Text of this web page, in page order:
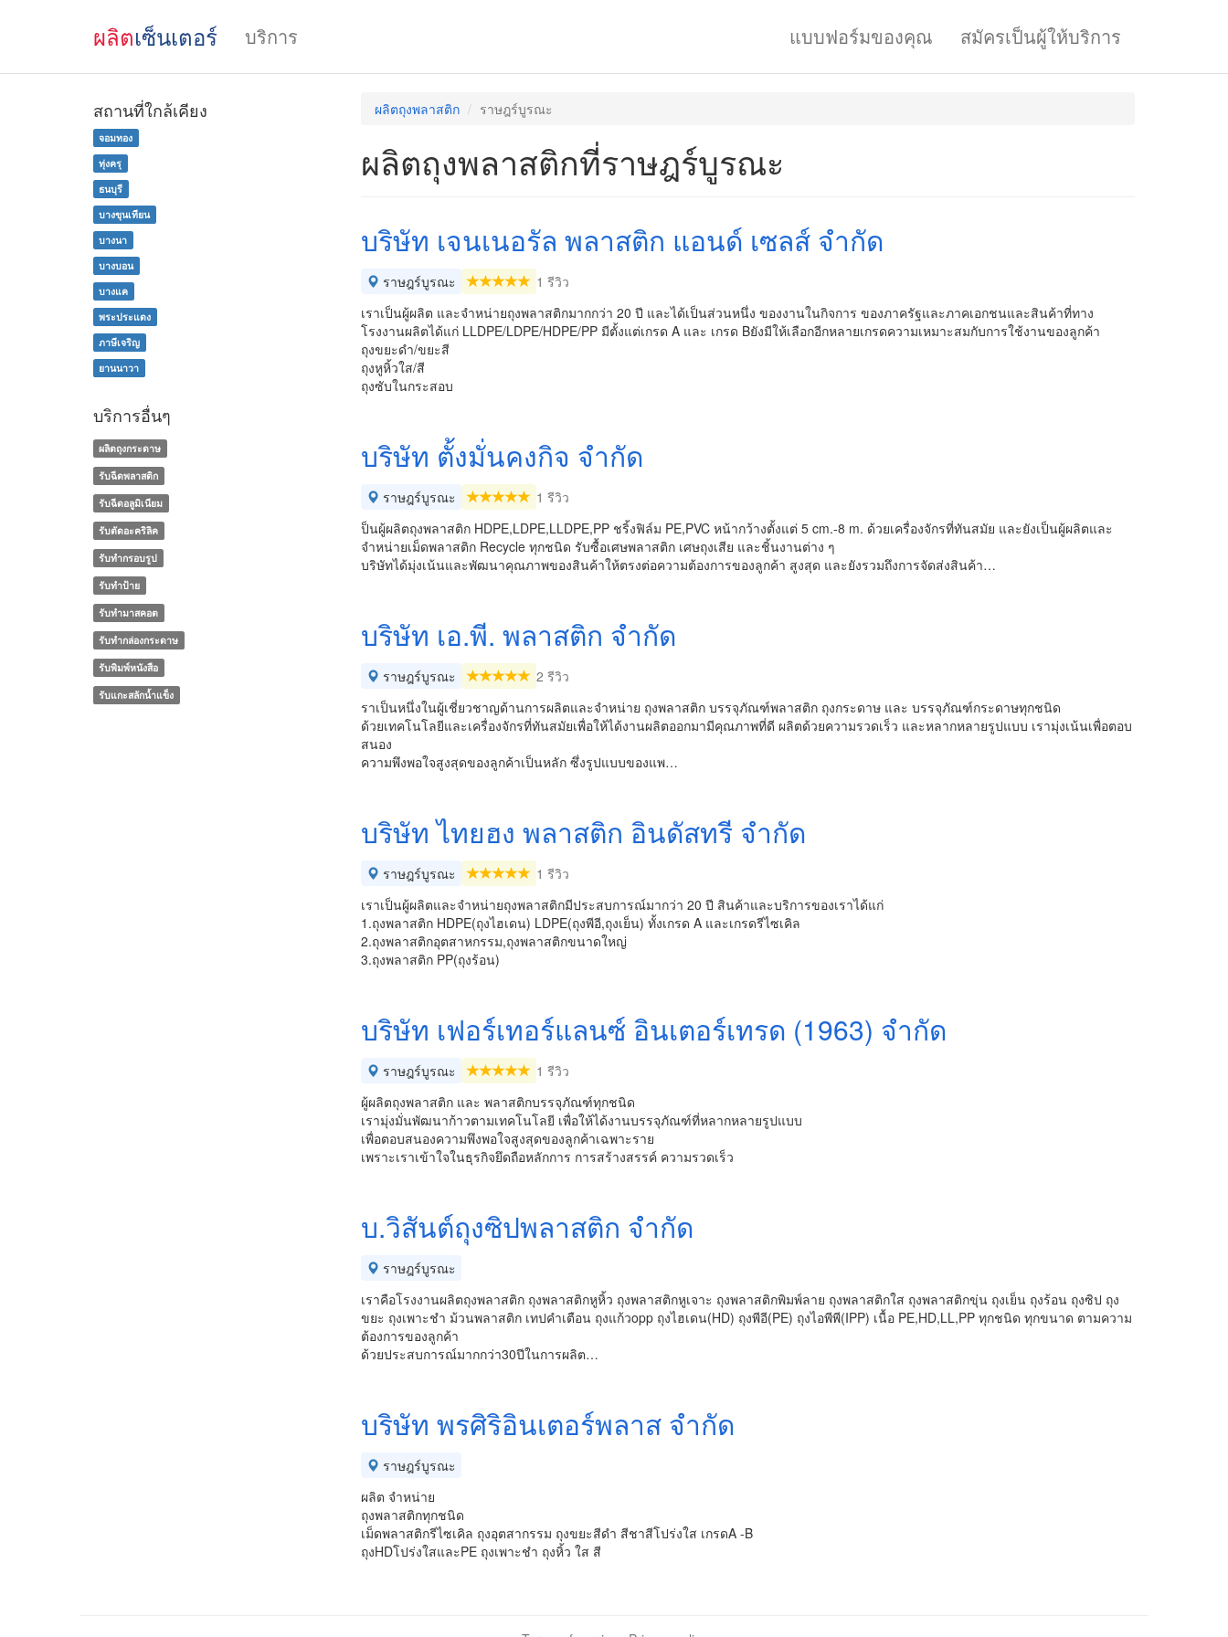
ผลิตเซ็นเตอร์ บริการ แบบฟอร์มของคุณ สมัครเป็นผู้ให้บริการ
ผลิตถุงพลาสติก ราษฎร์บูรณะ
ผลิตถุงพลาสติกที่ราษฎร์บูรณะ
บริษัท เจนเนอรัล พลาสติก แอนด์ เซลส์ จำกัด
ราษฎร์บูรณะ
1 รีวิว
เราเป็นผู้ผลิต และจำหน่ายถุงพลาสติกมากกว่า 20 ปี และได้เป็นส่วนหนึ่ง ของงานในกิจการ ของภาครัฐและภาคเอกชนและสินค้าที่ทาง
โรงงานผลิตได้แก่ LLDPE/LDPE/HDPE/PP มีตั้งแต่เกรด A และ เกรด Bยังมีให้เลือกอีกหลายเกรดความเหมาะสมกับการใช้งานของลูกค้า
ถุงขยะดำ/ขยะสี
ถุงหูหิ้วใส/สี
ถุงซับในกระสอบ
บริษัท ตั้งมั่นคงกิจ จำกัด
ราษฎร์บูรณะ
1 รีวิว
ป็นผู้ผลิตถุงพลาสติก HDPE,LDPE,LLDPE,PP ชริ้งฟิล์ม PE,PVC หน้ากว้างตั้งแต่ 5 cm.-8 m. ด้วยเครื่องจักรที่ทันสมัย และยังเป็นผู้ผลิตและ
จำหน่ายเม็ดพลาสติก Recycle ทุกชนิด รับซื้อเศษพลาสติก เศษถุงเสีย และชิ้นงานต่าง ๆ
บริษัทได้มุ่งเน้นและพัฒนาคุณภาพของสินค้าให้ตรงต่อความต้องการของลูกค้า สูงสุด และยังรวมถึงการจัดส่งสินค้า…
บริษัท เอ.พี. พลาสติก จำกัด
ราษฎร์บูรณะ
2 รีวิว
ราเป็นหนึ่งในผู้เชี่ยวชาญด้านการผลิตและจำหน่าย ถุงพลาสติก บรรจุภัณฑ์พลาสติก ถุงกระดาษ และ บรรจุภัณฑ์กระดาษทุกชนิด
ด้วยเทคโนโลยีและเครื่องจักรที่ทันสมัยเพื่อให้ได้งานผลิตออกมามีคุณภาพที่ดี ผลิตด้วยความรวดเร็ว และหลากหลายรูปแบบ เรามุ่งเน้นเพื่อตอบ
สนอง
ความพึงพอใจสูงสุดของลูกค้าเป็นหลัก ซึ่งรูปแบบของแพ…
บริษัท ไทยฮง พลาสติก อินดัสทรี จำกัด
ราษฎร์บูรณะ
1 รีวิว
เราเป็นผู้ผลิตและจำหน่ายถุงพลาสติกมีประสบการณ์มากว่า 20 ปี สินค้าและบริการของเราได้แก่
1.ถุงพลาสติก HDPE(ถุงไฮเดน) LDPE(ถุงพีอี,ถุงเย็น) ทั้งเกรด A และเกรดรีไซเคิล
2.ถุงพลาสติกอุตสาหกรรม,ถุงพลาสติกขนาดใหญ่
3.ถุงพลาสติก PP(ถุงร้อน)
บริษัท เฟอร์เทอร์แลนซ์ อินเตอร์เทรด (1963) จำกัด
ราษฎร์บูรณะ
1 รีวิว
ผู้ผลิตถุงพลาสติก และ พลาสติกบรรจุภัณฑ์ทุกชนิด
เรามุ่งมั่นพัฒนาก้าวตามเทคโนโลยี เพื่อให้ได้งานบรรจุภัณฑ์ที่หลากหลายรูปแบบ
เพื่อตอบสนองความพึงพอใจสูงสุดของลูกค้าเฉพาะราย
เพราะเราเข้าใจในธุรกิจยึดถือหลักการ การสร้างสรรค์ ความรวดเร็ว
บ.วิสันต์ถุงซิปพลาสติก จํากัด
ราษฎร์บูรณะ
เราคือโรงงานผลิตถุงพลาสติก ถุงพลาสติกหูหิ้ว ถุงพลาสติกหูเจาะ ถุงพลาสติกพิมพ์ลาย ถุงพลาสติกใส ถุงพลาสติกขุ่น ถุงเย็น ถุงร้อน ถุงซิป ถุง
ขยะ ถุงเพาะชำ ม้วนพลาสติก เทปคำเตือน ถุงแก้วopp ถุงไฮเดน(HD) ถุงพีอี(PE) ถุงไอพีพี(IPP) เนื้อ PE,HD,LL,PP ทุกชนิด ทุกขนาด ตามความ
ต้องการของลูกค้า
ด้วยประสบการณ์มากกว่า30ปีในการผลิต…
บริษัท พรศิริอินเตอร์พลาส จำกัด
ราษฎร์บูรณะ
ผลิต จำหน่าย
ถุงพลาสติกทุกชนิด
เม็ดพลาสติกรีไซเคิล ถุงอุตสากรรม ถุงขยะสีดำ สีชาสีโปร่งใส เกรดA -B
ถุงHDโปร่งใสและPE ถุงเพาะชำ ถุงหิ้ว ใส สี
สถานที่ใกล้เคียง
จอมทอง
ทุ่งครุ
ธนบุรี
บางขุนเทียน
บางนา
บางบอน
บางแค
พระประแดง
ภาษีเจริญ
ยานนาวา
บริการอื่นๆ
ผลิตถุงกระดาษ
รับฉีดพลาสติก
รับฉีดอลูมิเนียม
รับตัดอะคริลิค
รับทำกรอบรูป
รับทำป้าย
รับทำมาสคอต
รับทํากล่องกระดาษ
รับพิมพ์หนังสือ
รับแกะสลักน้ำแข็ง